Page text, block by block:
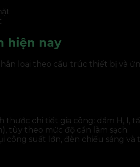
hiện nay
loại theo cấu trúc thiết bị và
chi tiết gia công: dầm H, I,
tùy theo mức độ cần làm sạch.
suất lớn, đèn chiếu sáng và